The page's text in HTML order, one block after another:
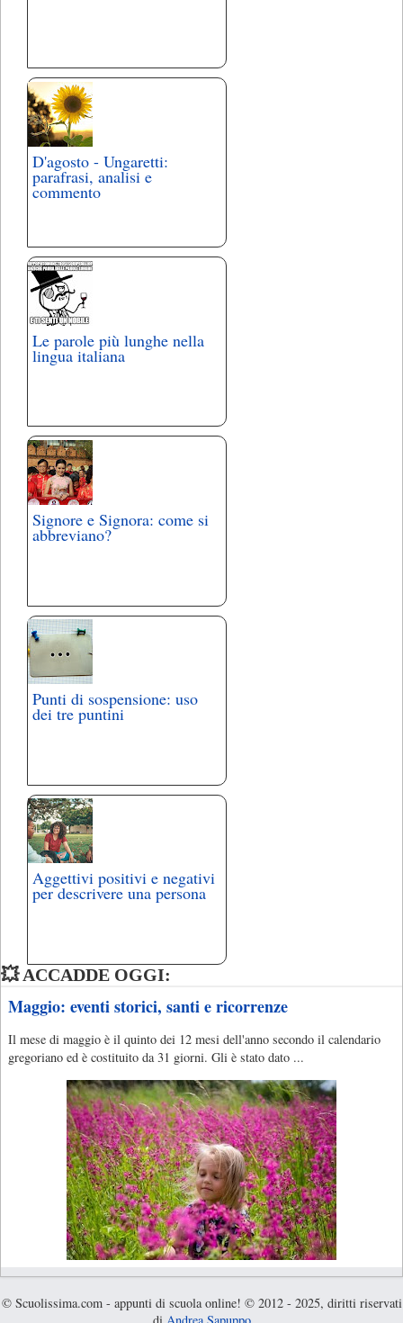
D'agosto - Ungaretti:
parafrasi, analisi e
commento
Le parole più lunghe nella
lingua italiana
Signore e Signora: come si
abbreviano?
Punti di sospensione: uso
dei tre puntini
Aggettivi positivi e negativi
per descrivere una persona
💥 ACCADDE OGGI:
Maggio: eventi storici, santi e ricorrenze
Il mese di maggio è il quinto dei 12 mesi dell'anno secondo il calendario
gregoriano ed è costituito da 31 giorni. Gli è stato dato ...
© Scuolissima.com - appunti di scuola online! © 2012 - 2025, diritti riservati